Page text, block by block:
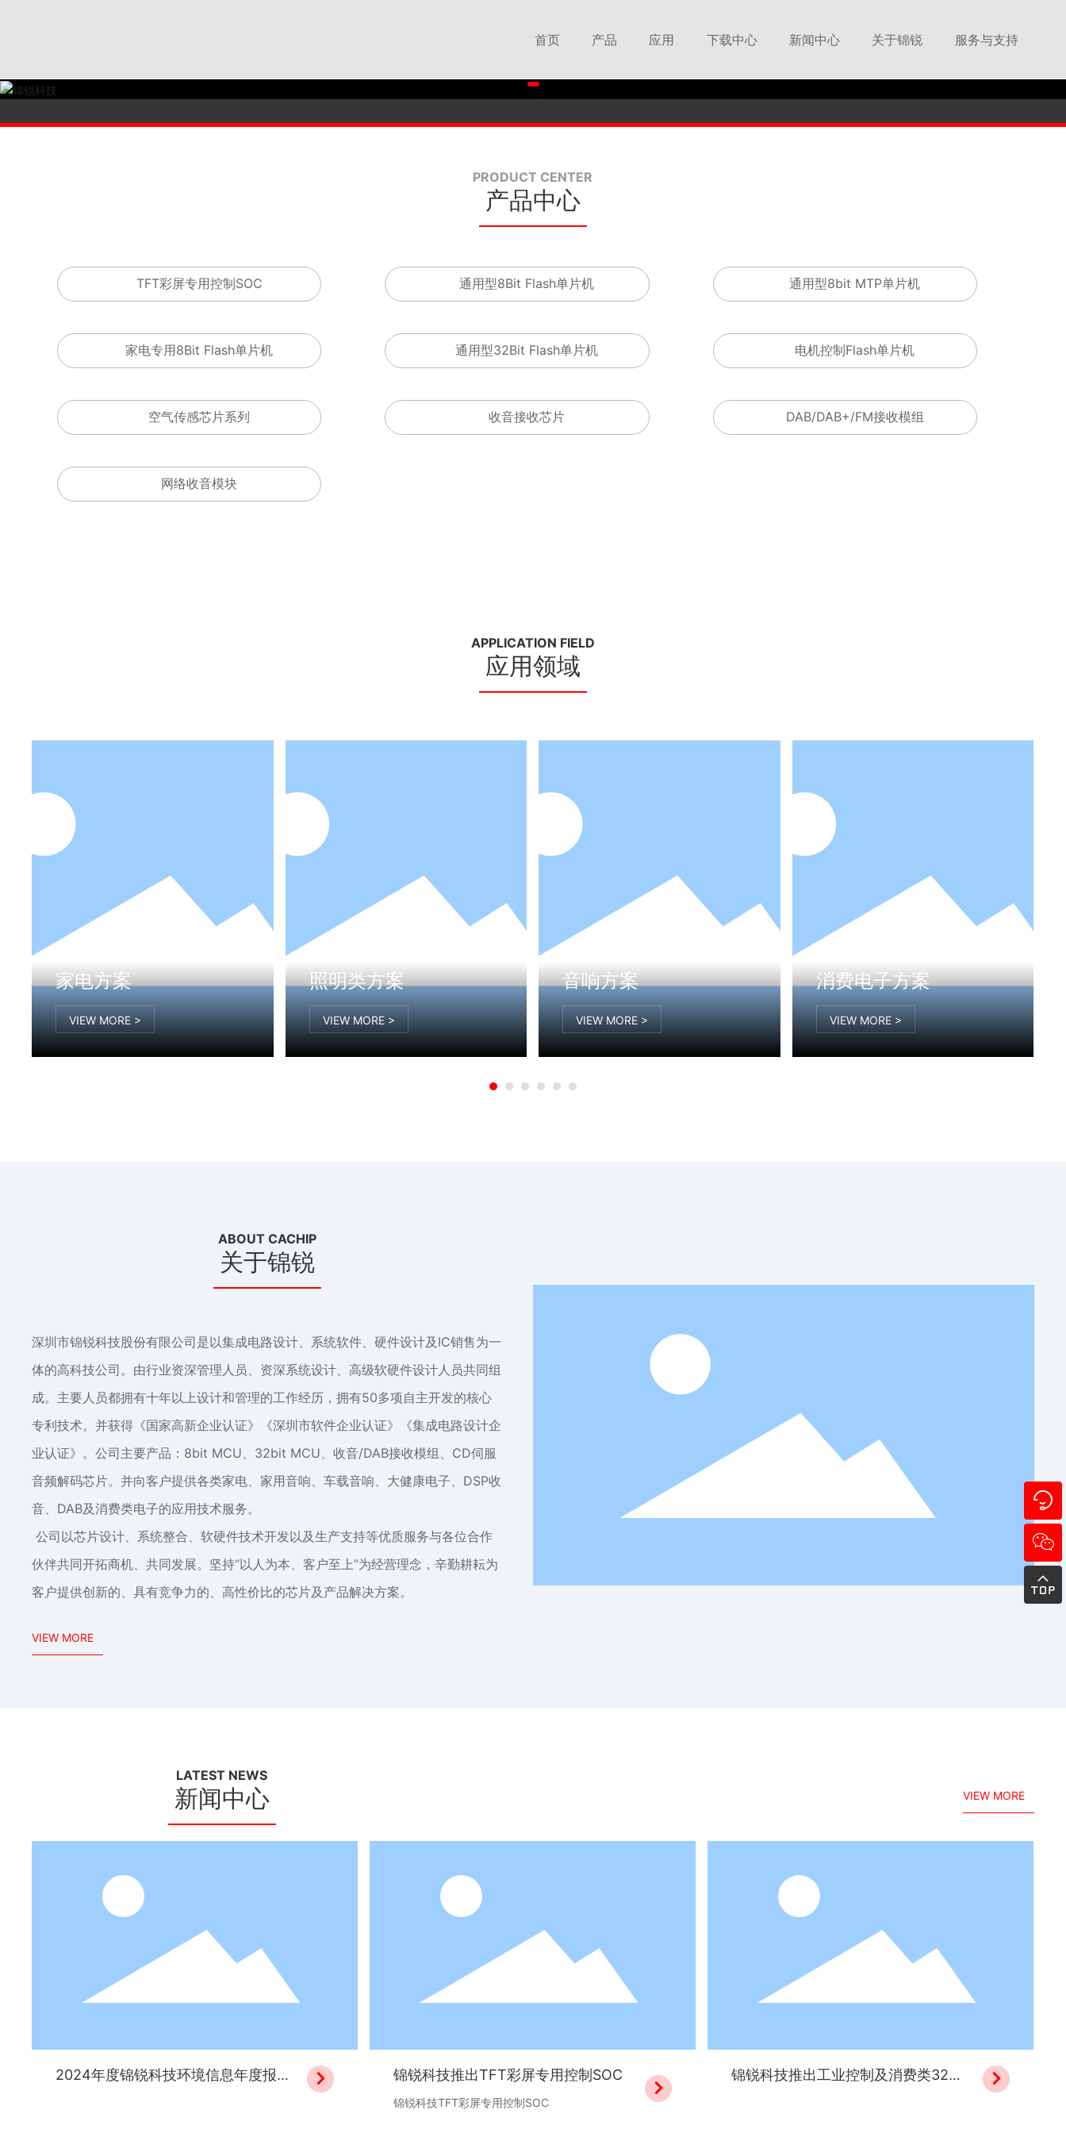
首页 产品
Flash单片机系列
电机控制Flash单片机
TFT彩屏专用控制SOC
收音接收芯片系列
网络收音模组系列
应用
音响方案
消费电子方案
下载中心
下载中心
新闻中心
行业新闻
关于锦锐
公司简介
服务与支持
技术支持
PRODUCT CENTER
产品中心
TFT彩屏专用控制SOC 通用型8Bit Flash单片机 通用型8bit MTP单片机
家电专用8Bit Flash单片机 通用型32Bit Flash单片机 电机控制Flash单片机
空气传感芯片系列 收音接收芯片 DAB/DAB+/FM接收模组
网络收音模块
APPLICATION FIELD
应用领域
家电方案
VIEW MORE >
照明类方案
VIEW MORE >
音响方案
VIEW MORE >
消费电子方案
VIEW MORE >
ABOUT CACHIP
关于锦锐
深圳市锦锐科技股份有限公司是以集成电路设计、系统软件、硬件设计及IC销售为一
体的高科技公司。由行业资深管理人员、资深系统设计、高级软硬件设计人员共同组
成。主要人员都拥有十年以上设计和管理的工作经历，拥有50多项自主开发的核心
专利技术。并获得《国家高新企业认证》《深圳市软件企业认证》《集成电路设计企
业认证》。公司主要产品：8bit MCU、32bit MCU、收音/DAB接收模组、CD伺服
音频解码芯片。并向客户提供各类家电、家用音响、车载音响、大健康电子、DSP收
音、DAB及消费类电子的应用技术服务。
公司以芯片设计、系统整合、软硬件技术开发以及生产支持等优质服务与各位合作
伙伴共同开拓商机、共同发展。坚持“以人为本、客户至上”为经营理念，辛勤耕耘为
客户提供创新的、具有竞争力的、高性价比的芯片及产品解决方案。
VIEW MORE
LATEST NEWS
新闻中心 VIEW MORE
2024年度锦锐科技环境信息年度报告
 锦锐科技推出TFT彩屏专用控制SOC
锦锐科技TFT彩屏专用控制SOC

锦锐科技推出工业控制及消费类32位



